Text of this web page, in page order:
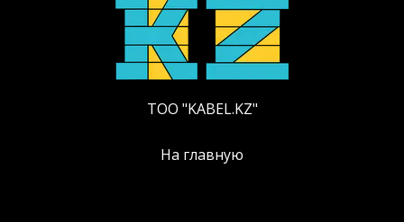
ТОО "KABEL.KZ"
На главную